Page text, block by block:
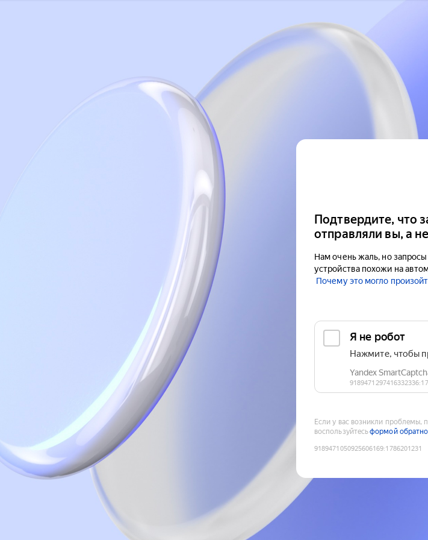
Подтвердите, что
отправляли вы, а
Нам очень жаль, но
устройства похожи на
Почему это могло
Если у вас возникли проблемы,
воспользуйтесьформой
9189471050925606169:1786201231